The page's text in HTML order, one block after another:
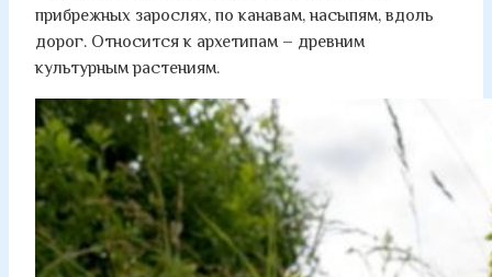
прибрежных зарослях, по канавам, насыпям, вдоль
дорог. Относится к архетипам – древним
культурным растениям.